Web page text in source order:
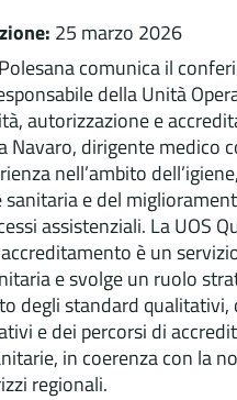
25 marzo 2026
comunica il
della Unità
autorizzazione e
Navaro, dirigente medico
nell’ambito
e del
assistenziali. La UOS
è un
e svolge un ruolo
degli standard qualitativi,
e dei percorsi di
in coerenza con la
regionali.